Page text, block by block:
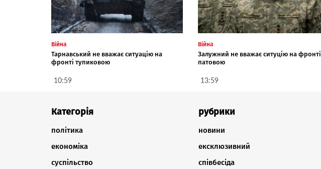
Війна
Тарнавський не вважає ситуацію на
фронті тупиковою
10:59
Війна
Залужний не вважає ситуцію на фронті
патовою
13:59
Категорія
політика
економіка
суспільство
рубрики
новини
ексклюзивний
співбесіда